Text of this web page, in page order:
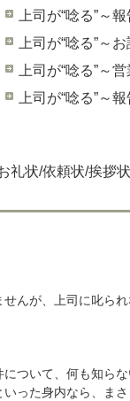
上司が“唸る”～
上司が“唸る”～
上司が“唸る”～
上司が“唸る”～
礼状/依頼状/挨拶
んが、上司に叱ら
ついて、何も知ら
った身内なら、ま